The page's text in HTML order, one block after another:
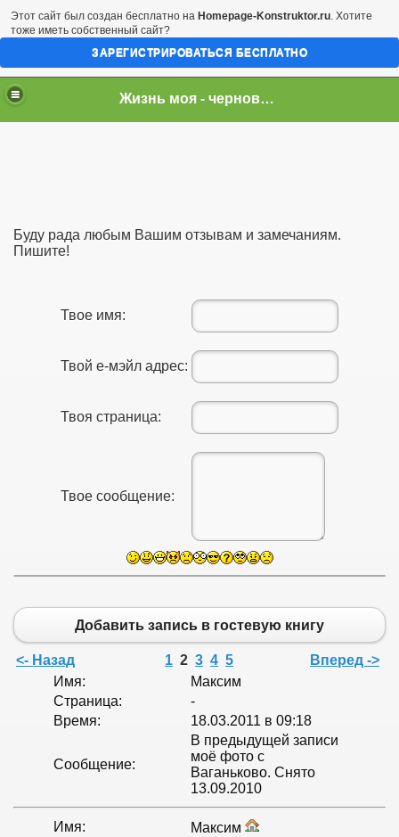
Жизнь моя - черновик...
Буду рада любым Вашим отзывам и замечаниям.
Пишите!
Твое имя:
Твой е-мэйл адрес:
Твоя страница:
Твое сообщение:
Добавить запись в гостевую книгу
<- Назад 1 2 3 4 5
Вперед ->
Имя:
Максим
Страница:
-
Время:
18.03.2011 в 09:18
Сообщение:
В предыдущей записи
моё фото с
Ваганьково. Снято
13.09.2010
Имя:
Максим
Этот сайт был создан бесплатно на Homepage-Konstruktor.ru. Хотите
тоже иметь собственный сайт?
ЗАРЕГИСТРИРОВАТЬСЯ БЕСПЛАТНО